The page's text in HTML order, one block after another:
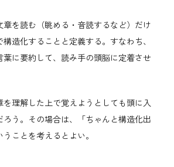
を読む（眺める・音読するなど）だけ
造化することと定義する。すなわち、
に要約して、読み手の頭脳に定着させ
理解した上で覚えようとしても頭に入
ろう。その場合は、「ちゃんと構造化出
ことを考えるとよい。